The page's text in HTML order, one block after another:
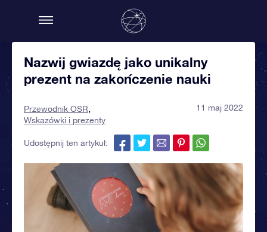
Nazwij gwiazdę jako unikalny
prezent na zakończenie nauki
Przewodnik OSR
Wskazówki i prezenty
11 maj 2022
Udostępnij ten artykuł: